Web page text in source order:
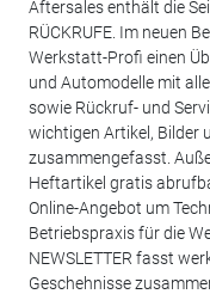
Aftersales enthält die
RÜCKRUFE. Im neuen
Werkstatt-Profi einen
und Automodelle mit
sowie Rückruf- und
wichtigen Artikel, Bilder
zusammengefasst.
Heftartikel gratis
Online-Angebot um
Betriebspraxis für die
NEWSLETTER fasst
Geschehnisse